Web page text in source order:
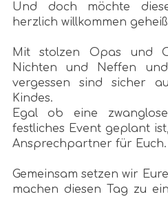
Und doch möchte
herzlich willkommen
Mit stolzen Opas und
Nichten und Neffen
vergessen sind sicher
Kindes.
Egal ob eine
festliches Event geplant
Ansprechpartner für Euch.
Gemeinsam setzen wir
machen diesen Tag zu